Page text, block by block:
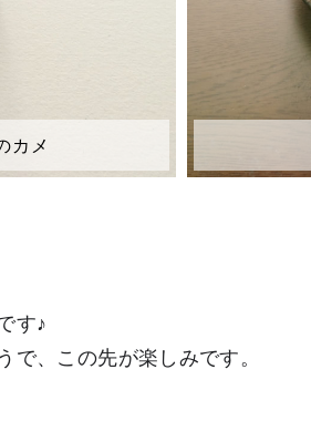
カメ
す♪
で、この先が楽しみです。